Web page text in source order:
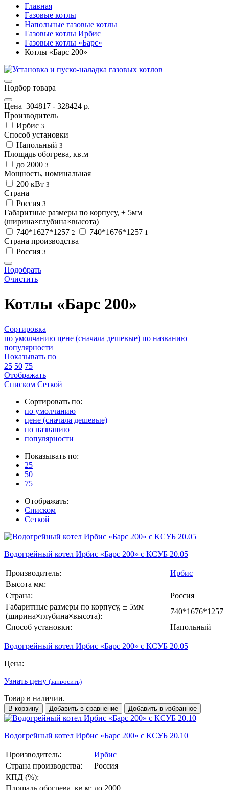
Главная
Газовые котлы
Напольные газовые котлы
Газовые котлы Ирбис
Газовые котлы «Барс»
Котлы «Барс 200»
Подбор товара
Цена 304817 - 328424 р.
Производитель
Ирбис 3
Способ установки
Напольный 3
Площадь обогрева, кв.м
до 2000 3
Мощность, номинальная
200 кВт 3
Страна
Россия 3
Габаритные размеры по корпусу, ± 5мм
(ширина×глубина×высота)
740*1627*1257 2 740*1676*1257 1
Страна производства
Россия 3
Подобрать
Очистить
Котлы «Барс 200»
Сортировка
по умолчанию цене (сначала дешевые) по названию
популярности
Показывать по
25 50 75
Отображать
Списком Сеткой
Сортировать по:
по умолчанию
цене (сначала дешевые)
по названию
популярности
Показывать по:
25
50
75
Отображать:
Списком
Сеткой
Водогрейный котел Ирбис «Барс 200» с КСУБ 20.05
Производитель:
Ирбис
Высота мм:
Страна:
Россия
Габаритные размеры по корпусу, ± 5мм
(ширина×глубина×высота):
740*1676*1257
Способ установки:
Напольный
Водогрейный котел Ирбис «Барс 200» с КСУБ 20.05
Цена:
Узнать цену (запросить)
Товар в наличии.
В корзину Добавить в сравнение Добавить в избранное
Водогрейный котел Ирбис «Барс 200» с КСУБ 20.10
Производитель:
Ирбис
Страна производства:
Россия
КПД (%):
Площадь обогрева, кв.м: до 2000